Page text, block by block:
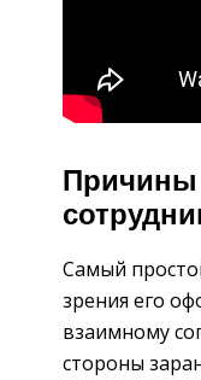
Причины
Самый
зрения его
взаимному
стороны